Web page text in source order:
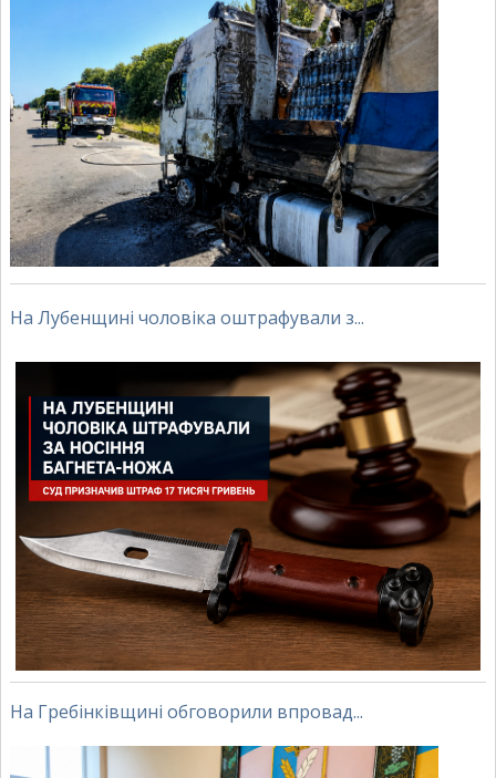
На Лубенщині чоловіка оштрафували з...
На Гребінківщині обговорили впровад...